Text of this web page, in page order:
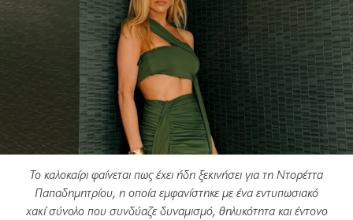
Το καλοκαίρι φαίνεται πως έχει ήδη ξεκινήσει για τη Ντορέττα
Παπαδημητρίου, η οποία εμφανίστηκε με ένα εντυπωσιακό
χακί σύνολο που συνδύαζε δυναμισμό, θηλυκότητα και έντονο